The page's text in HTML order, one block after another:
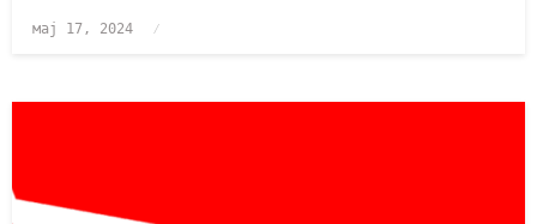
мај 17, 2024